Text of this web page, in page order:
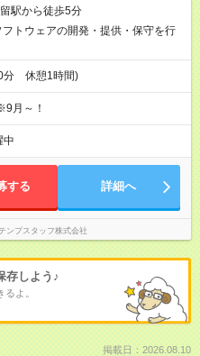
駅から徒歩5分
トウェアの開発・提供・保守を行
分 休憩1時間)
月～！
中
する 詳細へ
ンプスタッフ株式会社
存しよう♪
よ。
掲載日：2026.08.10